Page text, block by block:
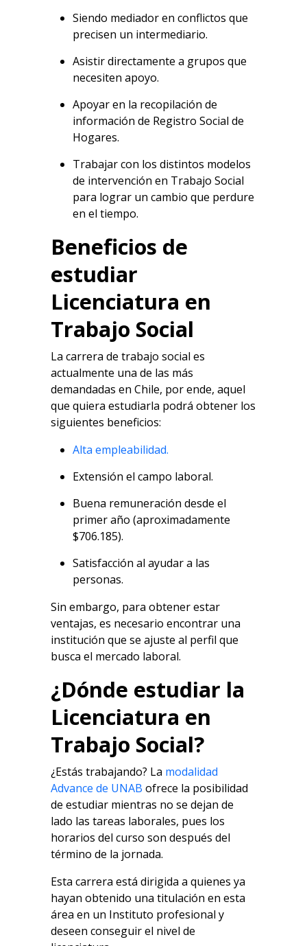
Siendo mediador en conflictos que
precisen un intermediario.
Asistir directamente a grupos que
necesiten apoyo.
Apoyar en la recopilación de
información de Registro Social de
Hogares.
Trabajar con los distintos modelos
de intervención en Trabajo Social
para lograr un cambio que perdure
en el tiempo.
Beneficios de
estudiar
Licenciatura en
Trabajo Social
La carrera de trabajo social es
actualmente una de las más
demandadas en Chile, por ende, aquel
que quiera estudiarla podrá obtener los
siguientes beneficios:
Alta empleabilidad.
Extensión el campo laboral.
Buena remuneración desde el
primer año (aproximadamente
$706.185).
Satisfacción al ayudar a las
personas.
Sin embargo, para obtener estar
ventajas, es necesario encontrar una
institución que se ajuste al perfil que
busca el mercado laboral.
¿Dónde estudiar la
Licenciatura en
Trabajo Social?
¿Estás trabajando? La modalidad
Advance de UNAB ofrece la posibilidad
de estudiar mientras no se dejan de
lado las tareas laborales, pues los
horarios del curso son después del
término de la jornada.
Esta carrera está dirigida a quienes ya
hayan obtenido una titulación en esta
área en un Instituto profesional y
deseen conseguir el nivel de